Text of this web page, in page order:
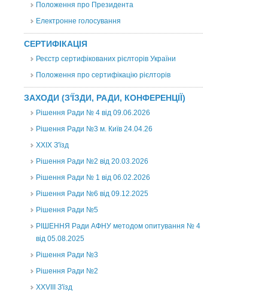
Положення про Президента
Електронне голосування
СЕРТИФІКАЦІЯ
Реєстр сертифікованих рієлторів України
Положення про сертифікацію рієлторів
ЗАХОДИ (З'ЇЗДИ, РАДИ, КОНФЕРЕНЦІЇ)
Рішення Ради № 4 від 09.06.2026
Рішення Ради №3 м. Київ 24.04.26
XXІХ З'їзд
Рішення Ради №2 від 20.03.2026
Рішення Ради № 1 від 06.02.2026
Рішення Ради №6 від 09.12.2025
Рішення Ради №5
РІШЕННЯ Ради АФНУ методом опитування № 4
від 05.08.2025
Рішення Ради №3
Рішення Ради №2
XXVIII З'їзд